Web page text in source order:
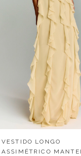
VESTIDO LONGO
ASSIMÉTRICO